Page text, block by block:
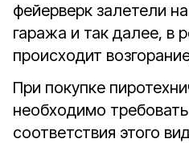
фейерверк залетели
гаража и так далее, в
происходит
При покупке
необходимо
соответствия этого